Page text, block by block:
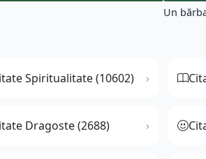
Un
Spiritualitate (10602)
Dragoste (2688)